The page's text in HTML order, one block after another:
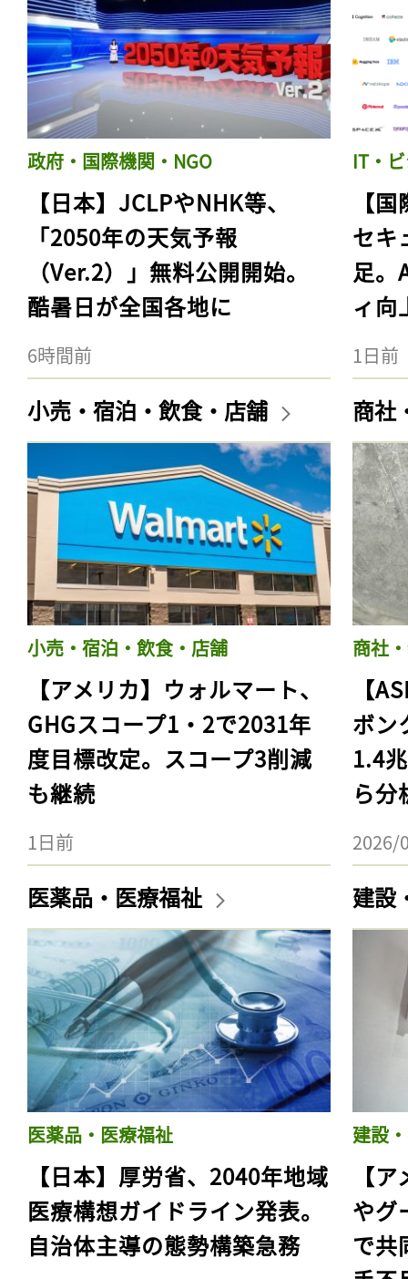
政府・国際機関・NGO
【日本】JCLPやNHK等、
「2050年の天気予報
（Ver.2）」無料公開開始。
酷暑日が全国各地に
6時間前
IT・
【
セキ
足。
ィ向
1日前
小売・宿泊・飲食・店舗
小売・宿泊・飲食・店舗
【アメリカ】ウォルマート、
GHGスコープ1・2で2031年
度目標改定。スコープ3削減
も継続
1日前
商社
商社
【
ボン
1.4
ら分
2026/
医薬品・医療福祉
医薬品・医療福祉
【日本】厚労省、2040年地域
医療構想ガイドライン発表。
自治体主導の態勢構築急務
建設
建設
【
やグ
で共